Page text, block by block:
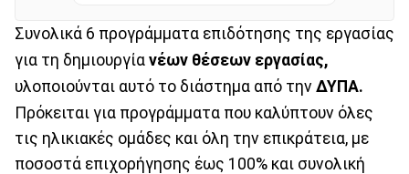
Συνολικά 6 προγράμματα επιδότησης της εργασίας
για τη δημιουργία νέων θέσεων εργασίας,
υλοποιούνται αυτό το διάστημα από την ΔΥΠΑ.
Πρόκειται για προγράμματα που καλύπτουν όλες
τις ηλικιακές ομάδες και όλη την επικράτεια, με
ποσοστά επιχορήγησης έως 100% και συνολική